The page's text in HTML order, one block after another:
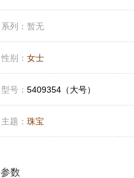
系列： 暂无
性别： 女士
型号： 5409354（大号）
主题： 珠宝
数